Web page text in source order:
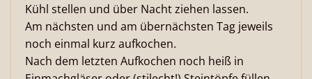
Kühl stellen und über Nacht ziehen lassen.
Am nächsten und am übernächsten Tag jeweils
noch einmal kurz aufkochen.
Nach dem letzten Aufkochen noch heiß in